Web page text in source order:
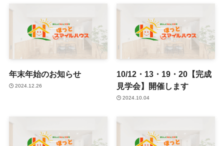
年末年始のお知らせ
2024.12.26
10/12・13・19・20【完成
見学会】開催します
2024.10.04